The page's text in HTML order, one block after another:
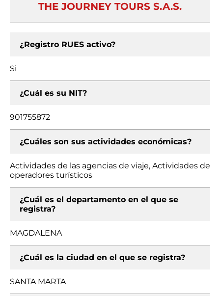
THE JOURNEY TOURS S.A.S.
¿Registro RUES activo?
Si
¿Cuál es su NIT?
901755872
¿Cuáles son sus actividades económicas?
Actividades de las agencias de viaje, Actividades de
operadores turísticos
¿Cuál es el departamento en el que se
registra?
MAGDALENA
¿Cuál es la ciudad en el que se registra?
SANTA MARTA